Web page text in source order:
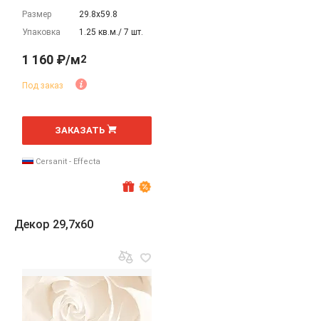
Размер
29.8х59.8
Упаковка
1.25 кв.м./ 7 шт.
1 160 ₽/м2
Под заказ
м
ЗАКАЗАТЬ
Cersanit - Effecta
Декор 29,7x60